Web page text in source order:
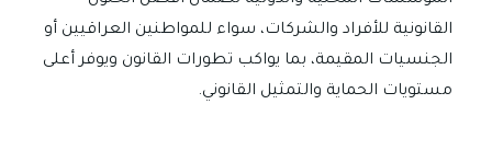
القانونية للأفراد والشركات، سواء للمواطنين العراقيين أو
الجنسيات المقيمة، بما يواكب تطورات القانون ويوفر أعلى
مستويات الحماية والتمثيل القانوني.